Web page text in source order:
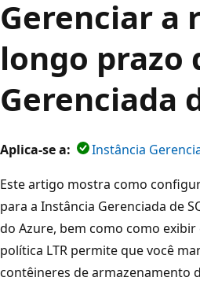
Gerenciar a
longo prazo
Gerenciada
Aplica-se a:
Instância
Este artigo mostra como
para a Instância Gerenciada de
do Azure, bem como como
política LTR permite que você
contêineres de armazenamento